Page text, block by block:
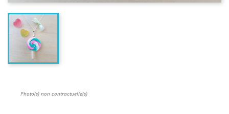
Photo(s) non contractuelle(s)